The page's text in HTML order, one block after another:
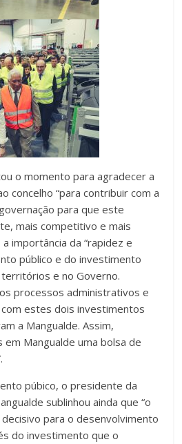
o momento para agradecer a
concelho “para contribuir com a
para que este
mais competitivo e mais
importância da “rapidez e
público e do investimento
e no Governo.
processos administrativos e
estes dois investimentos
a Mangualde. Assim,
Mangualde uma bolsa de
púbico, o presidente da
sublinhou ainda que “o
para o desenvolvimento
do investimento que o